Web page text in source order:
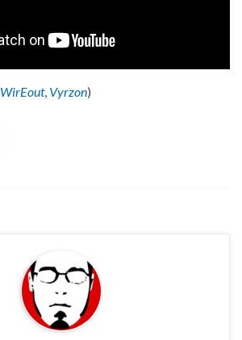
WirEout, Vyrzon)